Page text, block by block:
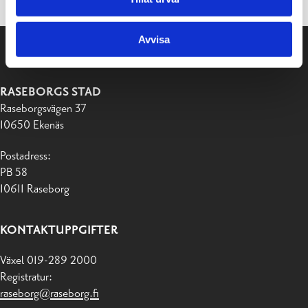
Avvisa
RASEBORGS STAD
Raseborgsvägen 37
10650 Ekenäs
Postadress:
PB 58
10611 Raseborg
KONTAKTUPPGIFTER
Växel 019-289 2000
Registratur:
raseborg@raseborg.fi